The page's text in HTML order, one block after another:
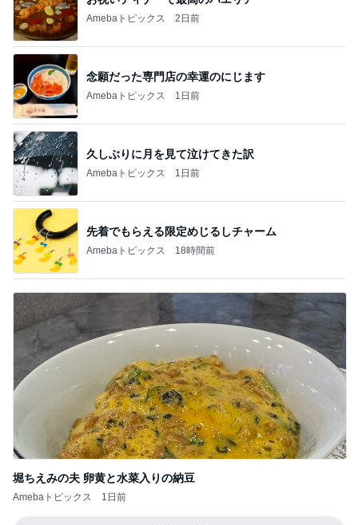
Amebaトピックス 2日前
念願だった専門店の幸運のにじます
Amebaトピックス 1日前
久しぶりに月を見て泣けてきた訳
Amebaトピックス 1日前
先着でもらえる限定めじるしチャーム
Amebaトピックス 18時間前
堀ちえみの夫 卵黄と水菜入りの納豆
Amebaトピックス 1日前